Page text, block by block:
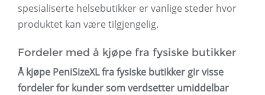
spesialiserte helsebutikker er vanlige steder hvor
produktet kan være tilgjengelig.
Fordeler med å kjøpe fra fysiske butikker
Å kjøpe PeniSizeXL fra fysiske butikker gir visse
fordeler for kunder som verdsetter umiddelbar